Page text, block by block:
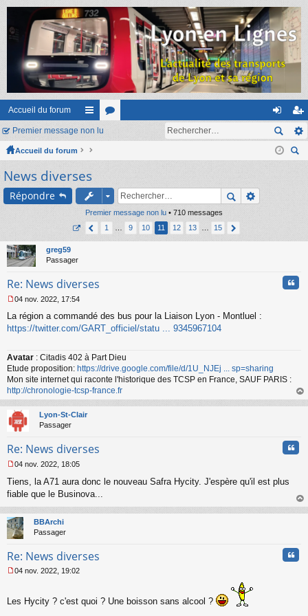
Accueil du forum
ac
co
ur
ci
s
on
ne
ns
cri
Premier message non lu
Accueil du forum
News diverses
Répondre
Premier message non lu • 710 messages
1
9 10 11 12 13 15
greg59
Passager
Re: News diverses
e
s
g
e
n
o
n
l
u
04 nov. 2022, 17:54
La région a commandé des bus pour la Liaison Lyon - Montluel :
https://twitter.com/GART_officiel/statu ... 9345967104
Avatar : Citadis 402 à Part Dieu
Etude proposition: https://drive.google.com/file/d/1U_NJEj ... sp=sharing
Mon site internet qui raconte l'historique des TCSP en France, SAUF PARIS :
http://chronologie-tcsp-france.fr
au
Lyon-St-Clair
Passager
Re: News diverses
e
s
a
g
e
o
l
04 nov. 2022, 18:05
Tiens, la A71 aura donc le nouveau Safra Hycity. J'espère qu'il est plus
fiable que le Businova...
au
BBArchi
Passager
Re: News diverses
s
04 nov. 2022, 19:02
Les Hycity ? c'est quoi ? Une boisson sans alcool ?